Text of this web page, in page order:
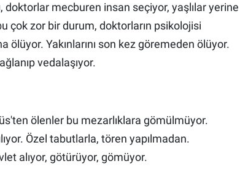
mecburen insan seçiyor, yaşlılar yerine
çok zor bir durum, doktorların psikolojisi
ölüyor. Yakınlarını son kez göremeden ölüyor.
vedalaşıyor.
ölenler bu mezarlıklara gömülmüyor.
Özel tabutlarla, tören yapılmadan.
alıyor, götürüyor, gömüyor.